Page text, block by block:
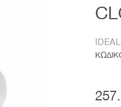
AMEA